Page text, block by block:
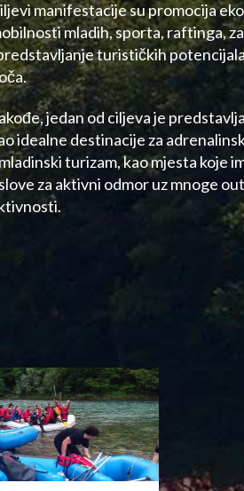
manifestacije su promocija
mladih, sporta, raftinga,
turističkih
jedan od ciljeva je
idealne destinacije za
turizam, kao mjesta koje
za aktivni odmor uz mnoge